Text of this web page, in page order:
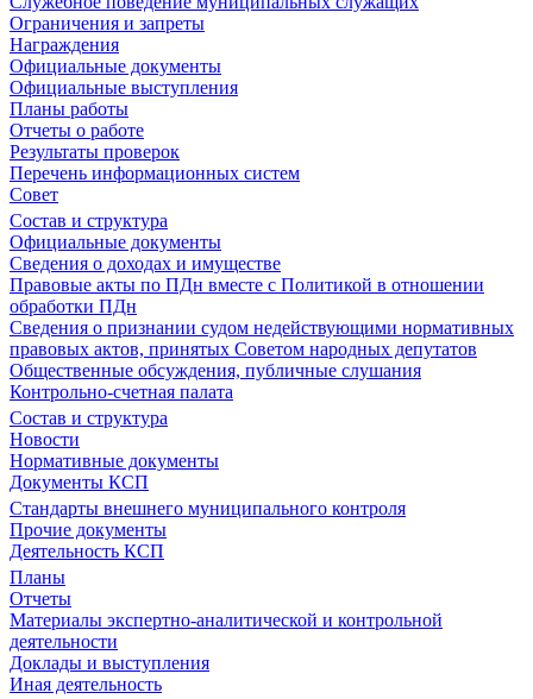
Ограничения и запреты
Награждения
Официальные документы
Официальные выступления
Планы работы
Отчеты о работе
Результаты проверок
Перечень информационных систем
Совет
Состав и структура
Официальные документы
Сведения о доходах и имуществе
Правовые акты по ПДн вместе с Политикой в отношении
обработки ПДн
Сведения о признании судом недействующими нормативных
правовых актов, принятых Советом народных депутатов
Общественные обсуждения, публичные слушания
Контрольно-счетная палата
Состав и структура
Новости
Нормативные документы
Документы КСП
Стандарты внешнего муниципального контроля
Прочие документы
Деятельность КСП
Планы
Отчеты
Материалы экспертно-аналитической и контрольной
деятельности
Доклады и выступления
Иная деятельность